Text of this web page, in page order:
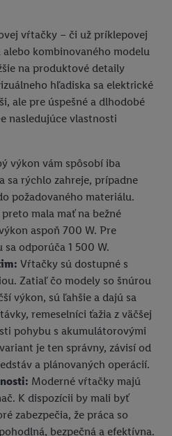
vŕtačky – či už príklepovej
kombinovaného modelu
na produktové detaily
hľadiska sa elektrické
ale pre úspešné a dlhodobé
nasledujúce vlastnosti
výkon vám spôsobí iba
sa rýchlo zahreje, prípadne
požadovaného materiálu.
mala mať na bežné
aspoň 700 W. Pre
odporúča 1 500 W.
Vŕtačky sú dostupné s
Zatiaľ čo modely so šnúrou
výkon, sú ľahšie a dajú sa
remeselníci ťažia z väčšej
pohybu s akumulátorovými
je ten správny, závisí od
a plánovaných operácií.
Moderné vŕtačky majú
K dispozícii by mali byť
zabezpečia, že práca so
bezpečná a efektívna.